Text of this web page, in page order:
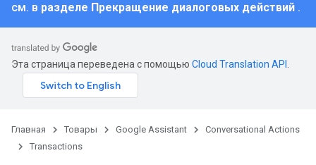
см. в разделе Прекращение диалоговых действий .
Эта страница переведена с помощью Cloud Translation API
Главная Товары Google Assistant
Conversational Actions
Transactions